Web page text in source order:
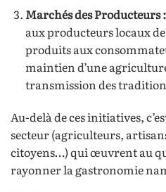
Marchés des Producteurs :
aux producteurs locaux
produits aux
maintien d’une
transmission des
Au-delà de ces initiatives,
secteur (agriculteurs,
citoyens…) qui œuvrent au
rayonner la gastronomie